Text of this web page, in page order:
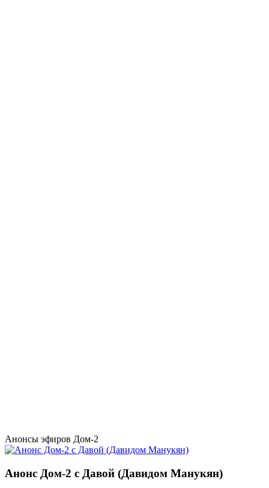
Анонсы эфиров Дом-2
Анонс Дом-2 с Давой (Давидом Манукян)